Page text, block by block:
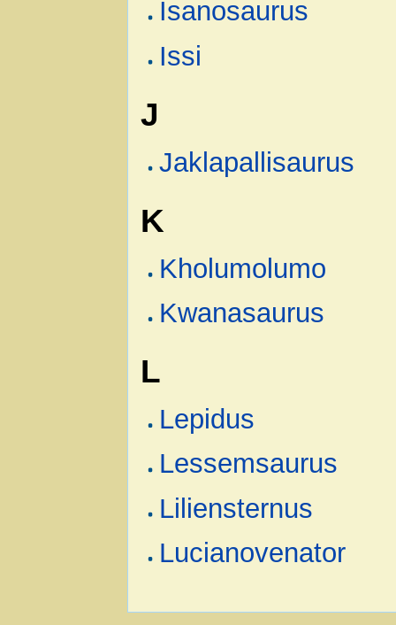
Isanosaurus
Issi
J
Jaklapallisaurus
K
Kholumolumo
Kwanasaurus
L
Lepidus
Lessemsaurus
Liliensternus
Lucianovenator